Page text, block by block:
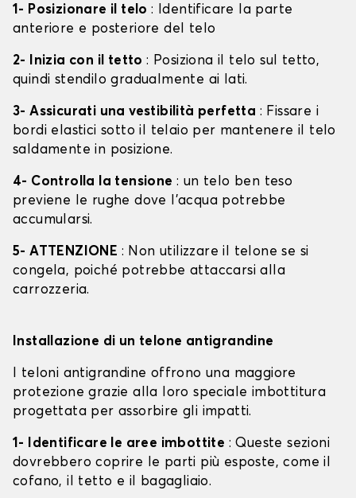
1- Posizionare il telo: Identificare la parte
anteriore e posteriore del telo
2- Inizia con il tetto: Posiziona il telo sul tetto,
quindi stendilo gradualmente ai lati.
3- Assicurati una vestibilità perfetta : Fissare i
bordi elastici sotto il telaio per mantenere il telo
saldamente in posizione.
4- Controlla la tensione : un telo ben teso
previene le rughe dove l'acqua potrebbe
accumularsi.
5- ATTENZIONE : Non utilizzare il telone se si
congela, poiché potrebbe attaccarsi alla
carrozzeria.
Installazione di un telone antigrandine
I teloni antigrandine offrono una maggiore
protezione grazie alla loro speciale imbottitura
progettata per assorbire gli impatti.
1- Identificare le aree imbottite : Queste sezioni
dovrebbero coprire le parti più esposte, come il
cofano, il tetto e il bagagliaio.